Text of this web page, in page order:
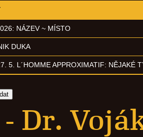
NÁZEV ~ MÍSTO
DUKA
5. L´HOMME APPROXIMATIF: NĚJAKÉ
Dr.